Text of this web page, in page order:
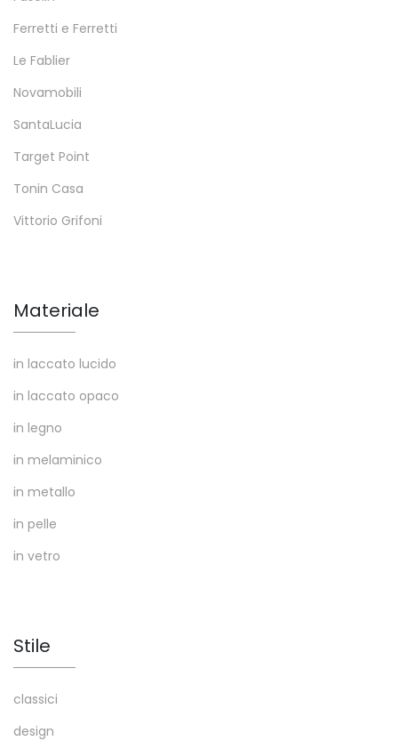
Ferretti e Ferretti
Le Fablier
Novamobili
SantaLucia
Target Point
Tonin Casa
Vittorio Grifoni
Materiale
in laccato lucido
in laccato opaco
in legno
in melaminico
in metallo
in pelle
in vetro
Stile
classici
design